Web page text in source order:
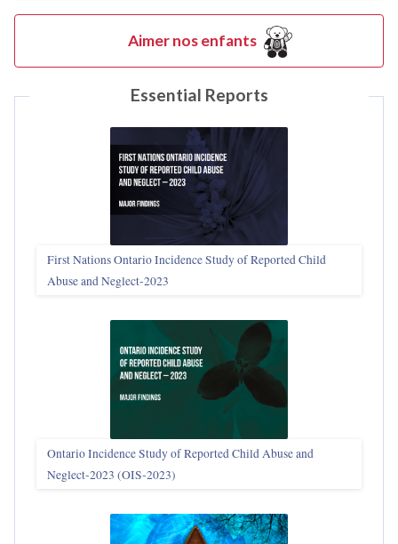
Aimer nos enfants
Essential Reports
First Nations Ontario Incidence Study of Reported Child
Abuse and Neglect‑2023
Ontario Incidence Study of Reported Child Abuse and
Neglect-2023 (OIS‑2023)